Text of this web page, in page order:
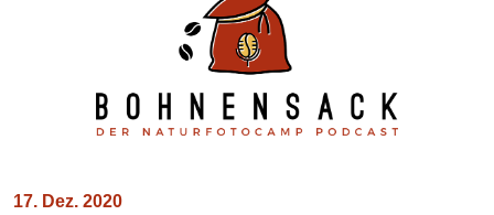
17. Dez. 2020